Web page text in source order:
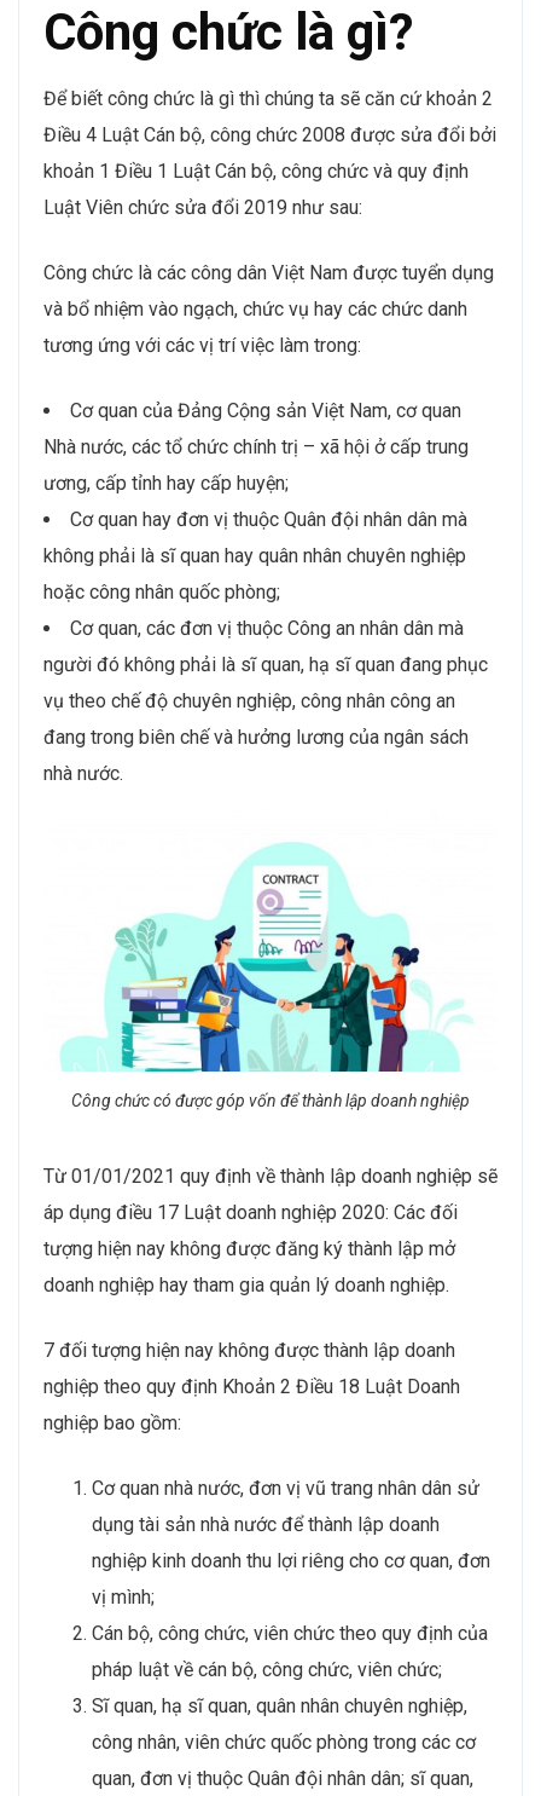
Công chức là gì?
Để biết công chức là gì thì chúng ta sẽ căn cứ khoản 2
Điều 4 Luật Cán bộ, công chức 2008 được sửa đổi bởi
khoản 1 Điều 1 Luật Cán bộ, công chức và quy định
Luật Viên chức sửa đổi 2019 như sau:
Công chức là các công dân Việt Nam được tuyển dụng
và bổ nhiệm vào ngạch, chức vụ hay các chức danh
tương ứng với các vị trí việc làm trong:
Cơ quan của Đảng Cộng sản Việt Nam, cơ quan
Nhà nước, các tổ chức chính trị – xã hội ở cấp trung
ương, cấp tỉnh hay cấp huyện;
Cơ quan hay đơn vị thuộc Quân đội nhân dân mà
không phải là sĩ quan hay quân nhân chuyên nghiệp
hoặc công nhân quốc phòng;
Cơ quan, các đơn vị thuộc Công an nhân dân mà
người đó không phải là sĩ quan, hạ sĩ quan đang phục
vụ theo chế độ chuyên nghiệp, công nhân công an
đang trong biên chế và hưởng lương của ngân sách
nhà nước.
Công chức có được góp vốn để thành lập doanh nghiệp
Từ 01/01/2021 quy định về thành lập doanh nghiệp sẽ
áp dụng điều 17 Luật doanh nghiệp 2020: Các đối
tượng hiện nay không được đăng ký thành lập mở
doanh nghiệp hay tham gia quản lý doanh nghiệp.
7 đối tượng hiện nay không được thành lập doanh
nghiệp theo quy định Khoản 2 Điều 18 Luật Doanh
nghiệp bao gồm:
Cơ quan nhà nước, đơn vị vũ trang nhân dân sử
dụng tài sản nhà nước để thành lập doanh
nghiệp kinh doanh thu lợi riêng cho cơ quan, đơn
vị mình;
Cán bộ, công chức, viên chức theo quy định của
pháp luật về cán bộ, công chức, viên chức;
Sĩ quan, hạ sĩ quan, quân nhân chuyên nghiệp,
công nhân, viên chức quốc phòng trong các cơ
quan, đơn vị thuộc Quân đội nhân dân; sĩ quan,